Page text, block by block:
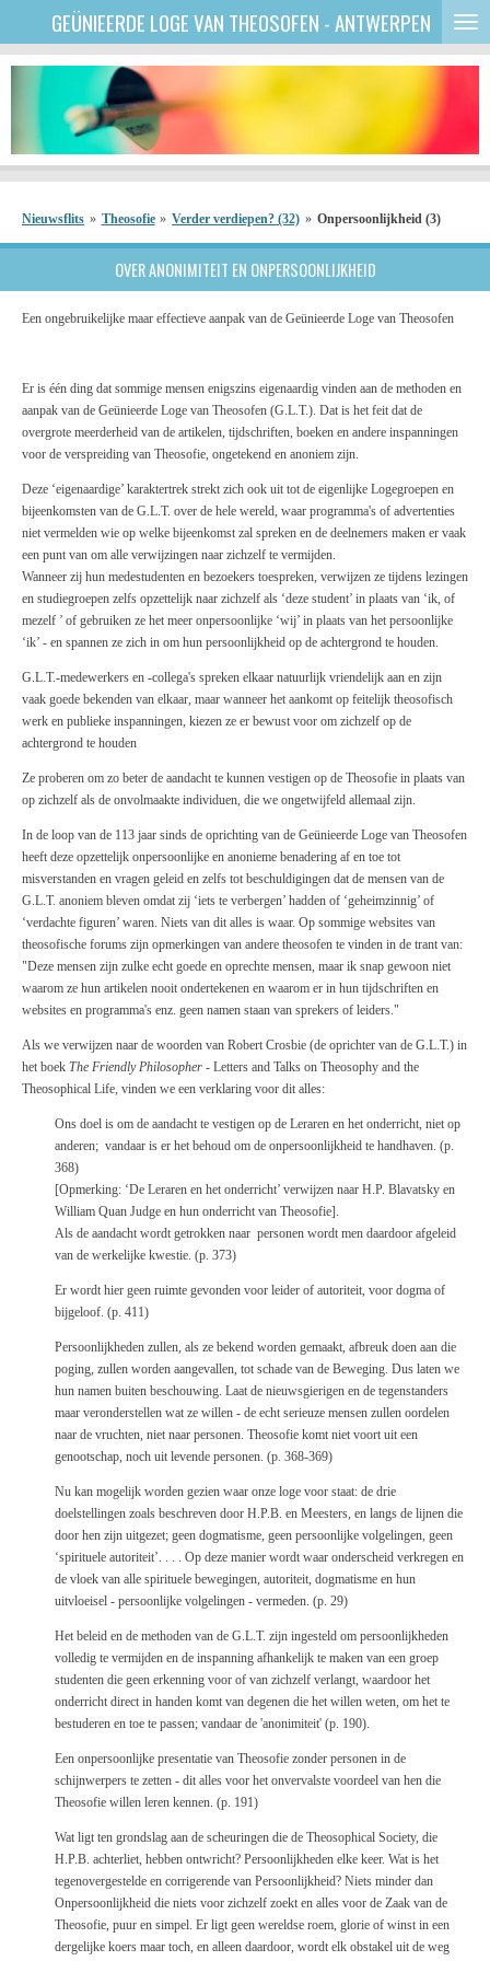
direct
naar
hoofdinhoud
GEÜNIEERDE LOGE VAN THEOSOFEN - ANTWERPEN
Nieuwsflits » Theosofie » Verder verdiepen? (32) » Onpersoonlijkheid (3)
OVER ANONIMITEIT EN ONPERSOONLIJKHEID
Een ongebruikelijke maar effectieve aanpak van de Geünieerde Loge van Theosofen
Er is één ding dat sommige mensen enigszins eigenaardig vinden aan de methoden en
aanpak van de Geünieerde Loge van Theosofen (G.L.T.). Dat is het feit dat de
overgrote meerderheid van de artikelen, tijdschriften, boeken en andere inspanningen
voor de verspreiding van Theosofie, ongetekend en anoniem zijn.
Deze ‘eigenaardige’ karaktertrek strekt zich ook uit tot de eigenlijke Logegroepen en
bijeenkomsten van de G.L.T. over de hele wereld, waar programma's of advertenties
niet vermelden wie op welke bijeenkomst zal spreken en de deelnemers maken er vaak
een punt van om alle verwijzingen naar zichzelf te vermijden.
Wanneer zij hun medestudenten en bezoekers toespreken, verwijzen ze tijdens lezingen
en studiegroepen zelfs opzettelijk naar zichzelf als ‘deze student’ in plaats van ‘ik, of
mezelf ’ of gebruiken ze het meer onpersoonlijke ‘wij’ in plaats van het persoonlijke
‘ik’ - en spannen ze zich in om hun persoonlijkheid op de achtergrond te houden.
G.L.T.-medewerkers en -collega's spreken elkaar natuurlijk vriendelijk aan en zijn
vaak goede bekenden van elkaar, maar wanneer het aankomt op feitelijk theosofisch
werk en publieke inspanningen, kiezen ze er bewust voor om zichzelf op de
achtergrond te houden
Ze proberen om zo beter de aandacht te kunnen vestigen op de Theosofie in plaats van
op zichzelf als de onvolmaakte individuen, die we ongetwijfeld allemaal zijn.
In de loop van de 113 jaar sinds de oprichting van de Geünieerde Loge van Theosofen
heeft deze opzettelijk onpersoonlijke en anonieme benadering af en toe tot
misverstanden en vragen geleid en zelfs tot beschuldigingen dat de mensen van de
G.L.T. anoniem bleven omdat zij ‘iets te verbergen’ hadden of ‘geheimzinnig’ of
‘verdachte figuren’ waren. Niets van dit alles is waar. Op sommige websites van
theosofische forums zijn opmerkingen van andere theosofen te vinden in de trant van:
"Deze mensen zijn zulke echt goede en oprechte mensen, maar ik snap gewoon niet
waarom ze hun artikelen nooit ondertekenen en waarom er in hun tijdschriften en
websites en programma's enz. geen namen staan van sprekers of leiders."
Als we verwijzen naar de woorden van Robert Crosbie (de oprichter van de G.L.T.) in
het boek The Friendly Philosopher - Letters and Talks on Theosophy and the
Theosophical Life, vinden we een verklaring voor dit alles:
Ons doel is om de aandacht te vestigen op de Leraren en het onderricht, niet op
anderen; vandaar is er het behoud om de onpersoonlijkheid te handhaven. (p.
368)
[Opmerking: ‘De Leraren en het onderricht’ verwijzen naar H.P. Blavatsky en
William Quan Judge en hun onderricht van Theosofie].
Als de aandacht wordt getrokken naar personen wordt men daardoor afgeleid
van de werkelijke kwestie. (p. 373)
Er wordt hier geen ruimte gevonden voor leider of autoriteit, voor dogma of
bijgeloof. (p. 411)
Persoonlijkheden zullen, als ze bekend worden gemaakt, afbreuk doen aan die
poging, zullen worden aangevallen, tot schade van de Beweging. Dus laten we
hun namen buiten beschouwing. Laat de nieuwsgierigen en de tegenstanders
maar veronderstellen wat ze willen - de echt serieuze mensen zullen oordelen
naar de vruchten, niet naar personen. Theosofie komt niet voort uit een
genootschap, noch uit levende personen. (p. 368-369)
Nu kan mogelijk worden gezien waar onze loge voor staat: de drie
doelstellingen zoals beschreven door H.P.B. en Meesters, en langs de lijnen die
door hen zijn uitgezet; geen dogmatisme, geen persoonlijke volgelingen, geen
‘spirituele autoriteit’. . . . Op deze manier wordt waar onderscheid verkregen en
de vloek van alle spirituele bewegingen, autoriteit, dogmatisme en hun
uitvloeisel - persoonlijke volgelingen - vermeden. (p. 29)
Het beleid en de methoden van de G.L.T. zijn ingesteld om persoonlijkheden
volledig te vermijden en de inspanning afhankelijk te maken van een groep
studenten die geen erkenning voor of van zichzelf verlangt, waardoor het
onderricht direct in handen komt van degenen die het willen weten, om het te
bestuderen en toe te passen; vandaar de 'anonimiteit' (p. 190).
Een onpersoonlijke presentatie van Theosofie zonder personen in de
schijnwerpers te zetten - dit alles voor het onvervalste voordeel van hen die
Theosofie willen leren kennen. (p. 191)
Wat ligt ten grondslag aan de scheuringen die de Theosophical Society, die
H.P.B. achterliet, hebben ontwricht? Persoonlijkheden elke keer. Wat is het
tegenovergestelde en corrigerende van Persoonlijkheid? Niets minder dan
Onpersoonlijkheid die niets voor zichzelf zoekt en alles voor de Zaak van de
Theosofie, puur en simpel. Er ligt geen wereldse roem, glorie of winst in een
dergelijke koers maar toch, en alleen daardoor, wordt elk obstakel uit de weg